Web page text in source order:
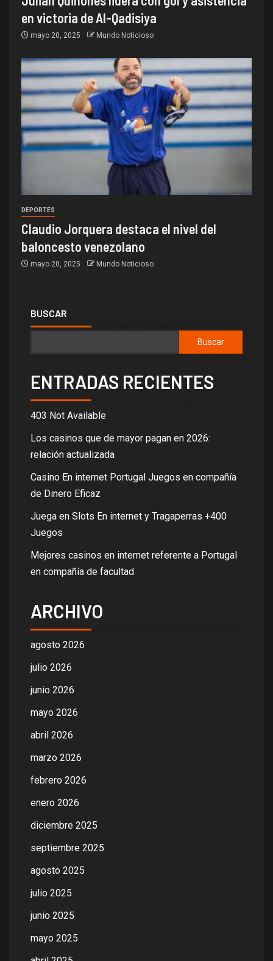
en victoria de Al-Qadisiya
mayo 20, 2025 Mundo Noticioso
DEPORTES
Claudio Jorquera destaca el nivel del
baloncesto venezolano
mayo 20, 2025 Mundo Noticioso
BUSCAR
Buscar
ENTRADAS RECIENTES
403 Not Available
Los casinos que de mayor pagan en 2026:
relación actualizada
Casino En internet Portugal Juegos en compañía
de Dinero Eficaz
Juega en Slots En internet y Tragaperras +400
Juegos
Mejores casinos en internet referente a Portugal
en compañía de facultad
ARCHIVO
agosto 2026
julio 2026
junio 2026
mayo 2026
abril 2026
marzo 2026
febrero 2026
enero 2026
diciembre 2025
septiembre 2025
agosto 2025
julio 2025
junio 2025
mayo 2025